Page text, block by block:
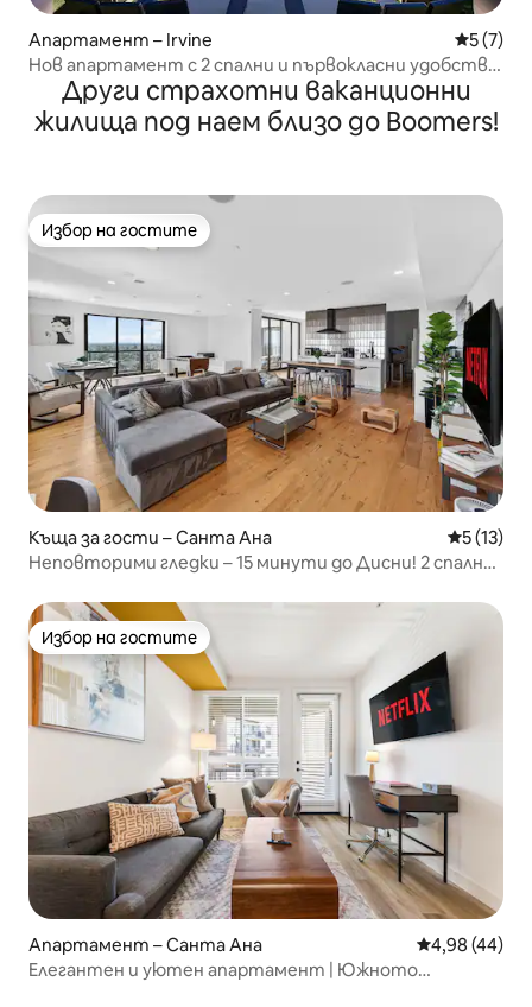
Апартамент – Irvine Средна
5 (7)
Нов апартамент с 2 спални и първокласни удобства
в Ориндж Каунти!
Други страхотни ваканционни
жилища под наем близо до Boomers!
Избор на гостите
Избор на гостите
Къща за гости – Санта Ана Средна
5 (13)
Неповторими гледки – 15 минути до Дисни! 2 спални
Избор на гостите
Избор на гостите
Апартамент – Санта Ана Средна
4,98 (44)
Елегантен и уютен апартамент | Южното